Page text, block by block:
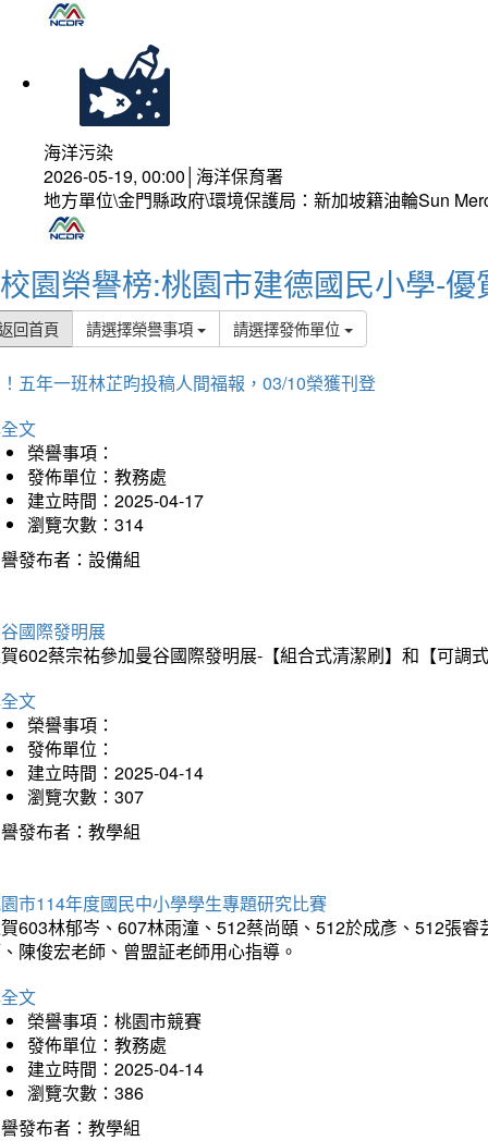
海洋污染
2026-05-19, 00:00│海洋保育署
地方單位\金門縣政府\環境保護局：新加坡籍油輪Sun
校園榮譽榜:桃園市建德國民小學-優
回首頁 請選擇榮譽事項 請選擇發佈單位
五年一班林芷昀投稿人間福報，03/10榮獲刊登
文
榮譽事項：
發佈單位：教務處
建立時間：2025-04-17
瀏覽次數：314
發布者：設備組
國際發明展
602蔡宗祐參加曼谷國際發明展-【組合式清潔刷】和【可調
文
榮譽事項：
發佈單位：
建立時間：2025-04-14
瀏覽次數：307
發布者：教學組
市114年度國民中小學學生專題研究比賽
603林郁岑、607林雨潼、512蔡尚頤、512於成彥、512張
陳俊宏老師、曾盟証老師用心指導。
文
榮譽事項：桃園市競賽
發佈單位：教務處
建立時間：2025-04-14
瀏覽次數：386
發布者：教學組